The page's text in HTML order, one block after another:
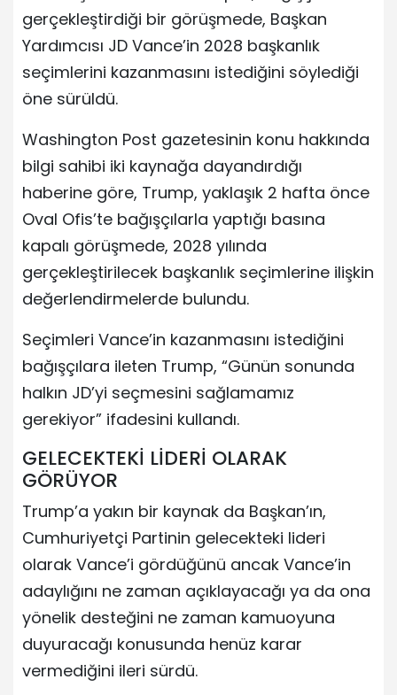
gerçekleştirdiği bir görüşmede, Başkan
Yardımcısı JD Vance’in 2028 başkanlık
seçimlerini kazanmasını istediğini söylediği
öne sürüldü.
Washington Post gazetesinin konu hakkında
bilgi sahibi iki kaynağa dayandırdığı
haberine göre, Trump, yaklaşık 2 hafta önce
Oval Ofis’te bağışçılarla yaptığı basına
kapalı görüşmede, 2028 yılında
gerçekleştirilecek başkanlık seçimlerine ilişkin
değerlendirmelerde bulundu.
Seçimleri Vance’in kazanmasını istediğini
bağışçılara ileten Trump, “Günün sonunda
halkın JD’yi seçmesini sağlamamız
gerekiyor” ifadesini kullandı.
GELECEKTEKİ LİDERİ OLARAK
GÖRÜYOR
Trump’a yakın bir kaynak da Başkan’ın,
Cumhuriyetçi Partinin gelecekteki lideri
olarak Vance’i gördüğünü ancak Vance’in
adaylığını ne zaman açıklayacağı ya da ona
yönelik desteğini ne zaman kamuoyuna
duyuracağı konusunda henüz karar
vermediğini ileri sürdü.